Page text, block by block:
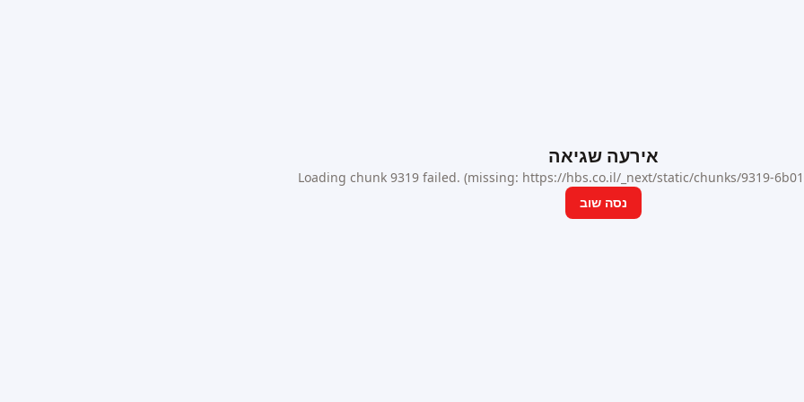
אירעה שגיאה
Loading chunk 9319 failed. (missing: https://hbs.co.il/_next/static/chunks/9319-
נסה שוב